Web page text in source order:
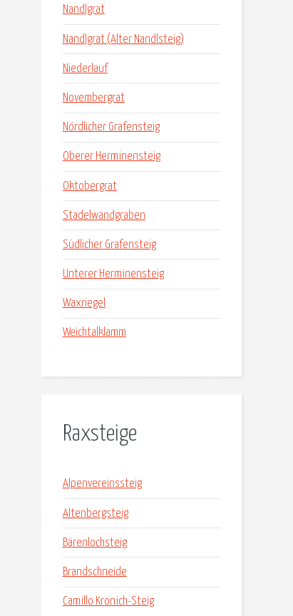
Nandlgrat
Nandlgrat (Alter Nandlsteig)
Niederlauf
Novembergrat
Nördlicher Grafensteig
Oberer Herminensteig
Oktobergrat
Stadelwandgraben
Südlicher Grafensteig
Unterer Herminensteig
Waxriegel
Weichtalklamm
Raxsteige
Alpenvereinssteig
Altenbergsteig
Bärenlochsteig
Brandschneide
Camillo Kronich-Steig